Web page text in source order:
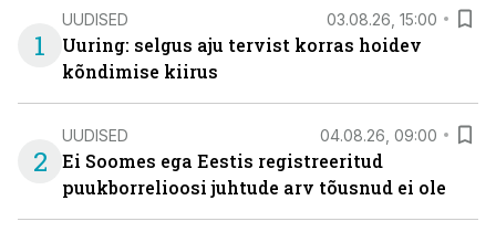
1
UUDISED 03.08.26, 15:00
Uuring: selgus aju tervist korras hoidev
kõndimise kiirus
2
UUDISED 04.08.26, 09:00
Ei Soomes ega Eestis registreeritud
puukborrelioosi juhtude arv tõusnud ei ole